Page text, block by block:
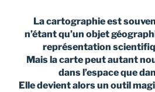
La cartographie est
n’étant qu’un objet
représentation
Mais la carte peut autant
dans l’espace que
Elle devient alors un outil